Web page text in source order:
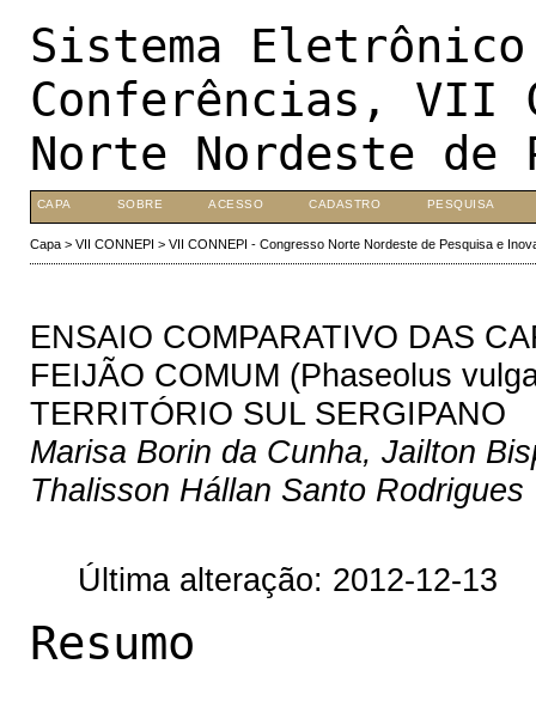
Sistema
Conferências, VII
Norte Nordeste de
CAPA SOBRE ACESSO CADASTRO PESQUISA
Capa> VII CONNEPI > VII CONNEPI - Congresso Norte Nordeste de Pesquisa e
ENSAIO COMPARATIVO DAS
FEIJÃO COMUM (Phaseolus
TERRITÓRIO SUL SERGIPANO
Marisa Borin da Cunha, Jailton
Thalisson Hállan Santo Rodrigues
Última alteração: 2012-12-13
Resumo